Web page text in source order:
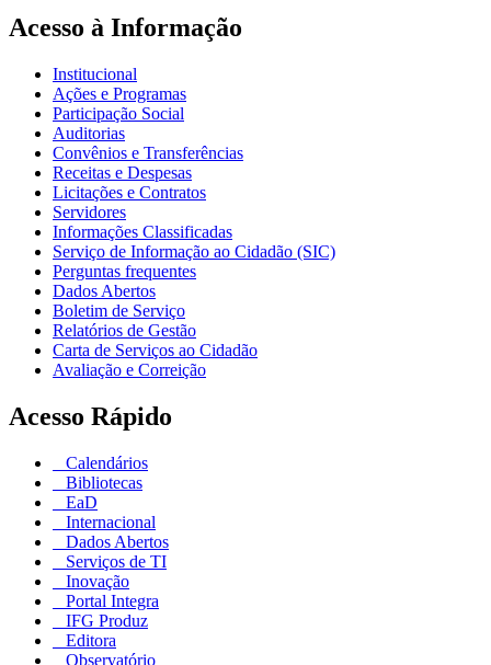
Acesso à Informação
Institucional
Ações e Programas
Participação Social
Auditorias
Convênios e Transferências
Receitas e Despesas
Licitações e Contratos
Servidores
Informações Classificadas
Serviço de Informação ao Cidadão (SIC)
Perguntas frequentes
Dados Abertos
Boletim de Serviço
Relatórios de Gestão
Carta de Serviços ao Cidadão
Avaliação e Correição
Acesso Rápido
Calendários
Bibliotecas
EaD
Internacional
Dados Abertos
Serviços de TI
Inovação
Portal Integra
IFG Produz
Editora
Observatório